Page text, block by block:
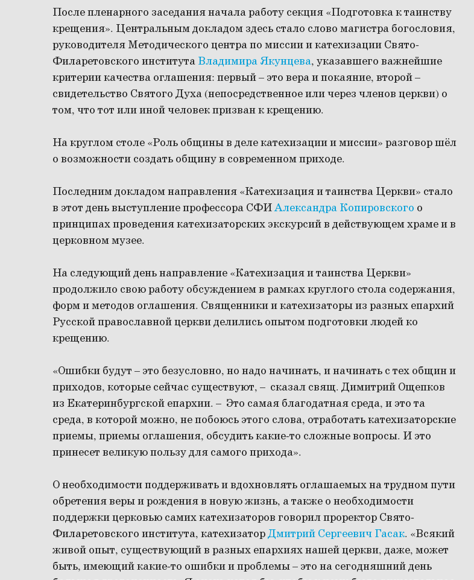
После пленарного заседания начала работу секция «Подготовка к таинству
крещения». Центральным докладом здесь стало слово магистра богословия,
руководителя Методического центра по миссии и катехизации Свято-
Филаретовского института Владимира Якунцева, указавшего важнейшие
критерии качества оглашения: первый – это вера и покаяние, второй –
свидетельство Святого Духа (непосредственное или через членов церкви) о
том, что тот или иной человек призван к крещению.
На круглом столе «Роль общины в деле катехизации и миссии» разговор шёл
о возможности создать общину в современном приходе.
Последним докладом направления «Катехизация и таинства Церкви» стало
в этот день выступление профессора СФИАлександра Копировского о
принципах проведения катехизаторских экскурсий в действующем храме и в
церковном музее.
На следующий день направление «Катехизация и таинства Церкви»
продолжило свою работу обсуждением в рамках круглого стола содержания,
форм и методов оглашения. Священники и катехизаторы из разных епархий
Русской православной церкви делились опытом подготовки людей ко
крещению.
«Ошибки будут – это безусловно, но надо начинать, и начинать с тех общин и
приходов, которые сейчас существуют, – сказал свящ. Димитрий Ощепков
из Екатеринбургской епархии. – Это самая благодатная среда, и это та
среда, в которой можно, не побоюсь этого слова, отработать катехизаторские
приемы, приемы оглашения, обсудить какие-то сложные вопросы. И это
принесет великую пользу для самого прихода».
О необходимости поддерживать и вдохновлять оглашаемых на трудном пути
обретения веры и рождения в новую жизнь, а также о необходимости
поддержки церковью самих катехизаторов говорил проректор Свято-
Филаретовского института, катехизаторДмитрий Сергеевич Гасак. «Всякий
живой опыт, существующий в разных епархиях нашей церкви, даже, может
быть, имеющий какие-то ошибки и проблемы – это на сегодняшний день